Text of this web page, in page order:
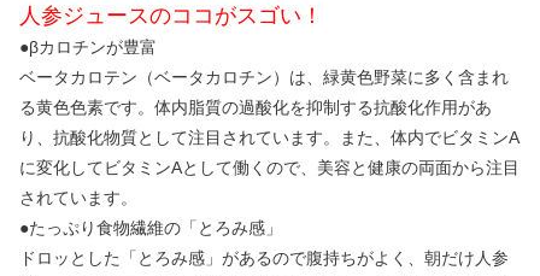
人参ジュースのココがスゴい！
●βカロチンが豊富
ベータカロテン（ベータカロチン）は、緑黄色野菜に多く含まれ
る黄色色素です。体内脂質の過酸化を抑制する抗酸化作用があ
り、抗酸化物質として注目されています。また、体内でビタミンA
に変化してビタミンAとして働くので、美容と健康の両面から注目
されています。
●たっぷり食物繊維の「とろみ感」
ドロッとした「とろみ感」があるので腹持ちがよく、朝だけ人参